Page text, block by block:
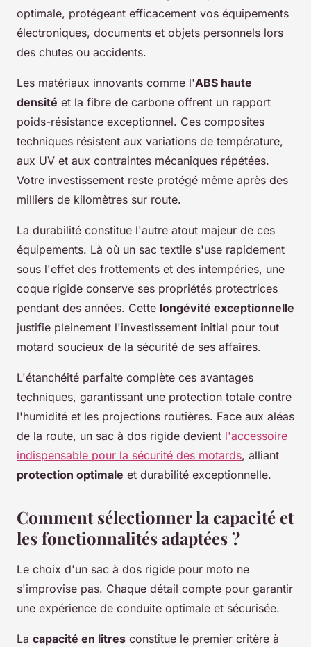
optimale, protégeant efficacement vos équipements
électroniques, documents et objets personnels lors
des chutes ou accidents.
Les matériaux innovants comme l'ABS haute
densité et la fibre de carbone offrent un rapport
poids-résistance exceptionnel. Ces composites
techniques résistent aux variations de température,
aux UV et aux contraintes mécaniques répétées.
Votre investissement reste protégé même après des
milliers de kilomètres sur route.
La durabilité constitue l'autre atout majeur de ces
équipements. Là où un sac textile s'use rapidement
sous l'effet des frottements et des intempéries, une
coque rigide conserve ses propriétés protectrices
pendant des années. Cette longévité exceptionnelle
justifie pleinement l'investissement initial pour tout
motard soucieux de la sécurité de ses affaires.
L'étanchéité parfaite complète ces avantages
techniques, garantissant une protection totale contre
l'humidité et les projections routières. Face aux aléas
de la route, un sac à dos rigide devient l'accessoire
indispensable pour la sécurité des motards, alliant
protection optimale et durabilité exceptionnelle.
Comment sélectionner la capacité et
les fonctionnalités adaptées ?
Le choix d'un sac à dos rigide pour moto ne
s'improvise pas. Chaque détail compte pour garantir
une expérience de conduite optimale et sécurisée.
La capacité en litres constitue le premier critère à